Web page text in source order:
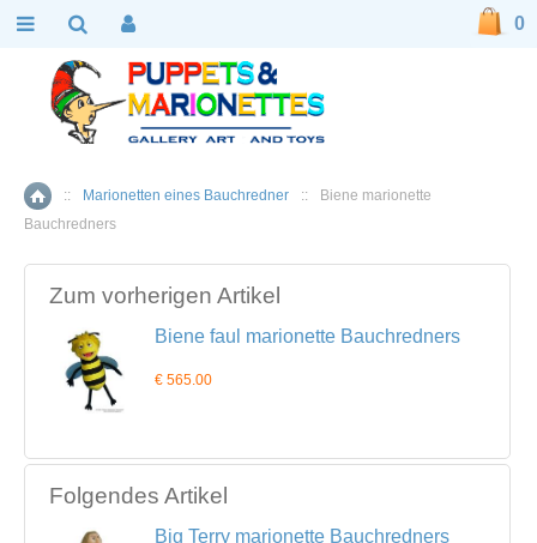
Home
:: Marionetten eines Bauchredner ::
Biene marionette
Bauchredners
Zum vorherigen Artikel
Biene faul marionette Bauchredners
€ 565.00
Folgendes Artikel
Big Terry marionette Bauchredners
0